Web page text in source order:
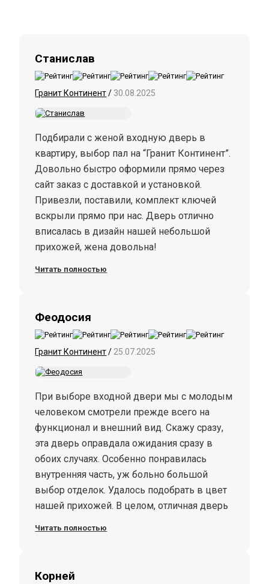
Станислав
Гранит Континент/ 30.08.2025
Подбирали с женой входную дверь в
квартиру, выбор пал на “Гранит Континент”.
Довольно быстро оформили прямо через
сайт заказ с доставкой и установкой.
Привезли, поставили, комплект ключей
вскрыли прямо при нас. Дверь отлично
вписалась в дизайн нашей небольшой
прихожей, жена довольна!
Читать полностью
Феодосия
Гранит Континент/ 25.07.2025
При выборе входной двери мы с молодым
человеком смотрели прежде всего на
функционал и внешний вид. Скажу сразу,
эта дверь оправдала ожидания сразу в
обоих случаях. Особенно понравилась
внутренняя часть, уж больно большой
выбор отделок. Удалось подобрать в цвет
нашей прихожей. В целом, отличная дверь
Читать полностью
Корней